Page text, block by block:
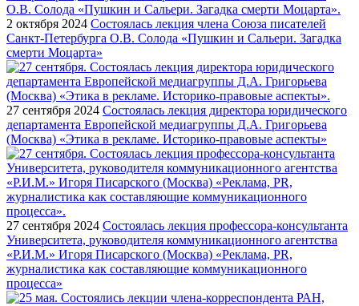
2 октября 2024 Состоялась лекция члена Союза писателей
Санкт-Петербурга О.В. Солода «Пушкин и Сальери. Загадка
смерти Моцарта»
27 сентября 2024 Состоялась лекция директора юридического
департамента Европейской медиагруппы Д.А. Григорьева
(Москва) «Этика в рекламе. Историко-правовые аспекты»
27 сентября 2024 Состоялась лекция профессора-консультанта
Университета, руководителя коммуникационного агентства
«Р.И.М.» Игоря Писарского (Москва) «Реклама, PR,
журналистика как составляющие коммуникационного
процесса»